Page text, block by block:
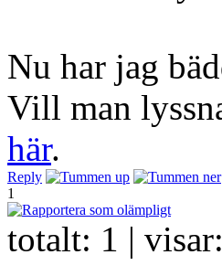
Nu har jag
Vill man
här.
Reply
1
totalt: 1 | visar: